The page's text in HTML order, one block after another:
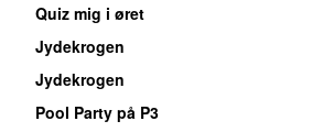
Quiz mig i øret
Jydekrogen
Jydekrogen
Pool Party på P3